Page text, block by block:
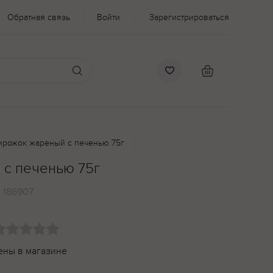
Обратная связь Войти Зарегистрироваться
жареный с печенью 75г
печенью 75г
186907
в магазине